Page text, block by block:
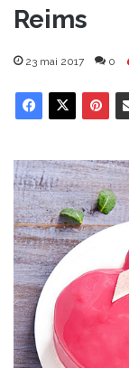
Reims
23 mai 2017 0